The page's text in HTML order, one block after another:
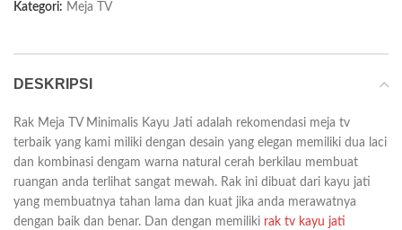
Kategori: Meja TV
DESKRIPSI
Rak Meja TV Minimalis Kayu Jati adalah rekomendasi meja tv
terbaik yang kami miliki dengan desain yang elegan memiliki dua laci
dan kombinasi dengam warna natural cerah berkilau membuat
ruangan anda terlihat sangat mewah. Rak ini dibuat dari kayu jati
yang membuatnya tahan lama dan kuat jika anda merawatnya
dengan baik dan benar. Dan dengan memiliki rak tv kayu jati